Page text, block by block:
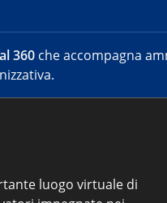
360 che accompagna
luogo virtuale di